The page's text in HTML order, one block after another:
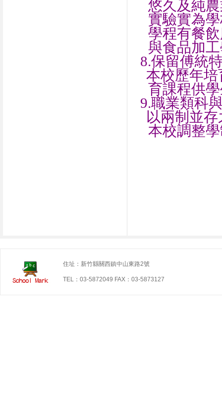
悠久及純
實驗實為
學程有餐
與食品加
8.保留傅統
本校歷年
育課程供
9.職業類科
以兩制並
本校調整
住址：新竹縣關西鎮中山東路2號
TEL：03-5872049 FAX：03-5873127